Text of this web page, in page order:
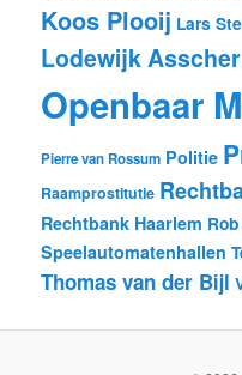
Koos Plooij Lars
Lodewijk Asscher
Openbaar
Pierre van Rossum Politie
Raamprostitutie
Rechtbank Haarlem
Speelautomatenhallen
Thomas van der Bijl